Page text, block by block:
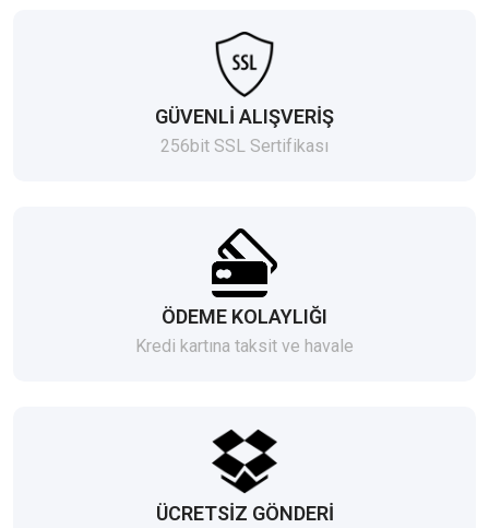
GÜVENLİ ALIŞVERİŞ
256bit SSL Sertifikası
ÖDEME KOLAYLIĞI
Kredi kartına taksit ve havale
ÜCRETSİZ GÖNDERİ